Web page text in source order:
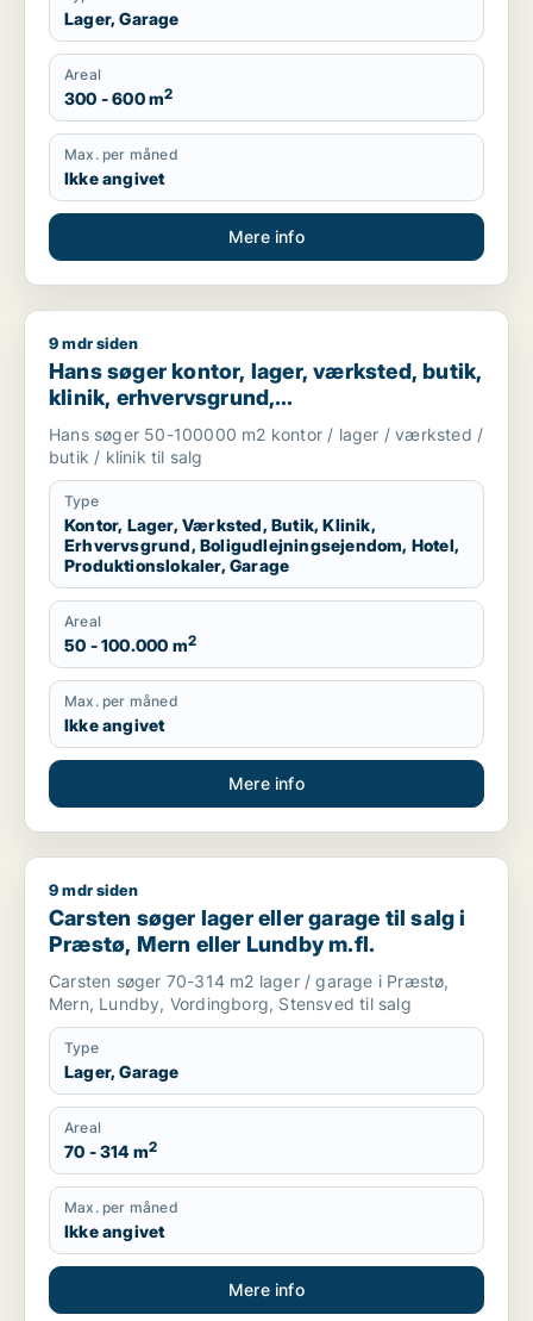
Lager, Garage
Areal
300 - 600 m2
Max. per måned
Ikke angivet
Mere info
Hans søger kontor, lager, værksted, butik, klinik,
9 mdr siden
Hans søger kontor, lager, værksted, butik,
klinik, erhvervsgrund,
boligudlejningsejendom, hotel,
produktionslokaler eller garage til salg i
Region Sjælland
Hans søger 50-100000 m2 kontor / lager / værksted /
butik / klinik til salg
Type
Kontor, Lager, Værksted, Butik, Klinik,
Erhvervsgrund, Boligudlejningsejendom, Hotel,
Produktionslokaler, Garage
Areal
50 - 100.000 m2
Max. per måned
Ikke angivet
Mere info
Carsten søger lager eller garage til salg i Præstø, Mern eller
9 mdr siden
Carsten søger lager eller garage til salg i
Præstø, Mern eller Lundby m.fl.
Carsten søger 70-314 m2 lager / garage i Præstø,
Mern, Lundby, Vordingborg, Stensved til salg
Type
Lager, Garage
Areal
70 - 314 m2
Max. per måned
Ikke angivet
Mere info